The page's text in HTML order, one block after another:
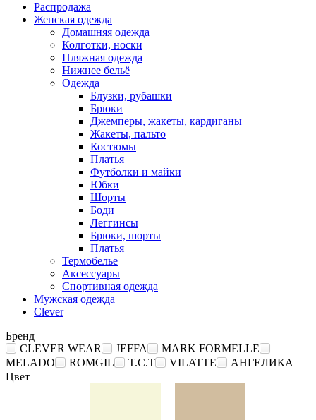
Распродажа
Женская одежда
Домашняя одежда
Колготки, носки
Пляжная одежда
Нижнее бельё
Одежда
Блузки, рубашки
Брюки
Джемперы, жакеты, кардиганы
Жакеты, пальто
Костюмы
Платья
Футболки и майки
Юбки
Шорты
Боди
Леггинсы
Брюки, шорты
Платья
Термобелье
Аксессуары
Спортивная одежда
Мужская одежда
Clever
Бренд
CLEVER WEAR
JEFFA
MARK FORMELLE
MELADO
ROMGIL T.C.T VILATTE
АНГЕЛИКА
Цвет